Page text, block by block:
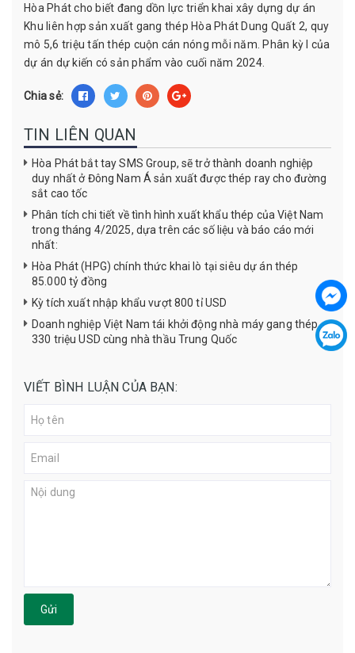
Hòa Phát cho biết đang dồn lực triển khai xây dựng dự án
Khu liên hợp sản xuất gang thép Hòa Phát Dung Quất 2, quy
mô 5,6 triệu tấn thép cuộn cán nóng mỗi năm. Phân kỳ I của
dự án dự kiến có sản phẩm vào cuối năm 2024.
Chia sẻ:
TIN LIÊN QUAN
Hòa Phát bắt tay SMS Group, sẽ trở thành doanh nghiệp
duy nhất ở Đông Nam Á sản xuất được thép ray cho đường
sắt cao tốc
Phân tích chi tiết về tình hình xuất khẩu thép của Việt Nam
trong tháng 4/2025, dựa trên các số liệu và báo cáo mới
nhất:
Hòa Phát (HPG) chính thức khai lò tại siêu dự án thép
85.000 tỷ đồng
Kỳ tích xuất nhập khẩu vượt 800 tỉ USD
Doanh nghiệp Việt Nam tái khởi động nhà máy gang thép
330 triệu USD cùng nhà thầu Trung Quốc
VIẾT BÌNH LUẬN CỦA BẠN:
Gửi